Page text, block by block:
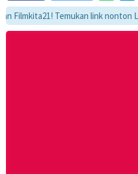
Temukan link nonton